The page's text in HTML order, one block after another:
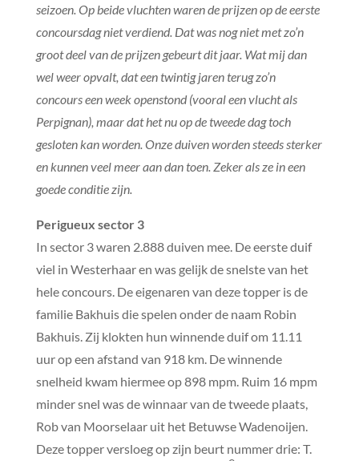
seizoen. Op beide vluchten waren de prijzen op de eerste
concoursdag niet verdiend. Dat was nog niet met zo’n
groot deel van de prijzen gebeurt dit jaar. Wat mij dan
wel weer opvalt, dat een twintig jaren terug zo’n
concours een week openstond (vooral een vlucht als
Perpignan), maar dat het nu op de tweede dag toch
gesloten kan worden. Onze duiven worden steeds sterker
en kunnen veel meer aan dan toen. Zeker als ze in een
goede conditie zijn.
Perigueux sector 3
In sector 3 waren 2.888 duiven mee. De eerste duif
viel in Westerhaar en was gelijk de snelste van het
hele concours. De eigenaren van deze topper is de
familie Bakhuis die spelen onder de naam Robin
Bakhuis. Zij klokten hun winnende duif om 11.11
uur op een afstand van 918 km. De winnende
snelheid kwam hiermee op 898 mpm. Ruim 16 mpm
minder snel was de winnaar van de tweede plaats,
Rob van Moorselaar uit het Betuwse Wadenoijen.
Deze topper versloeg op zijn beurt nummer drie: T.